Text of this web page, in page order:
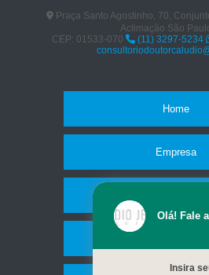
Praça Santo Agostinho, 70,
Aclimação São
CEP: 01533-070
(11) 3297-5234
Home
Empresa
Olá! Fale
Insira